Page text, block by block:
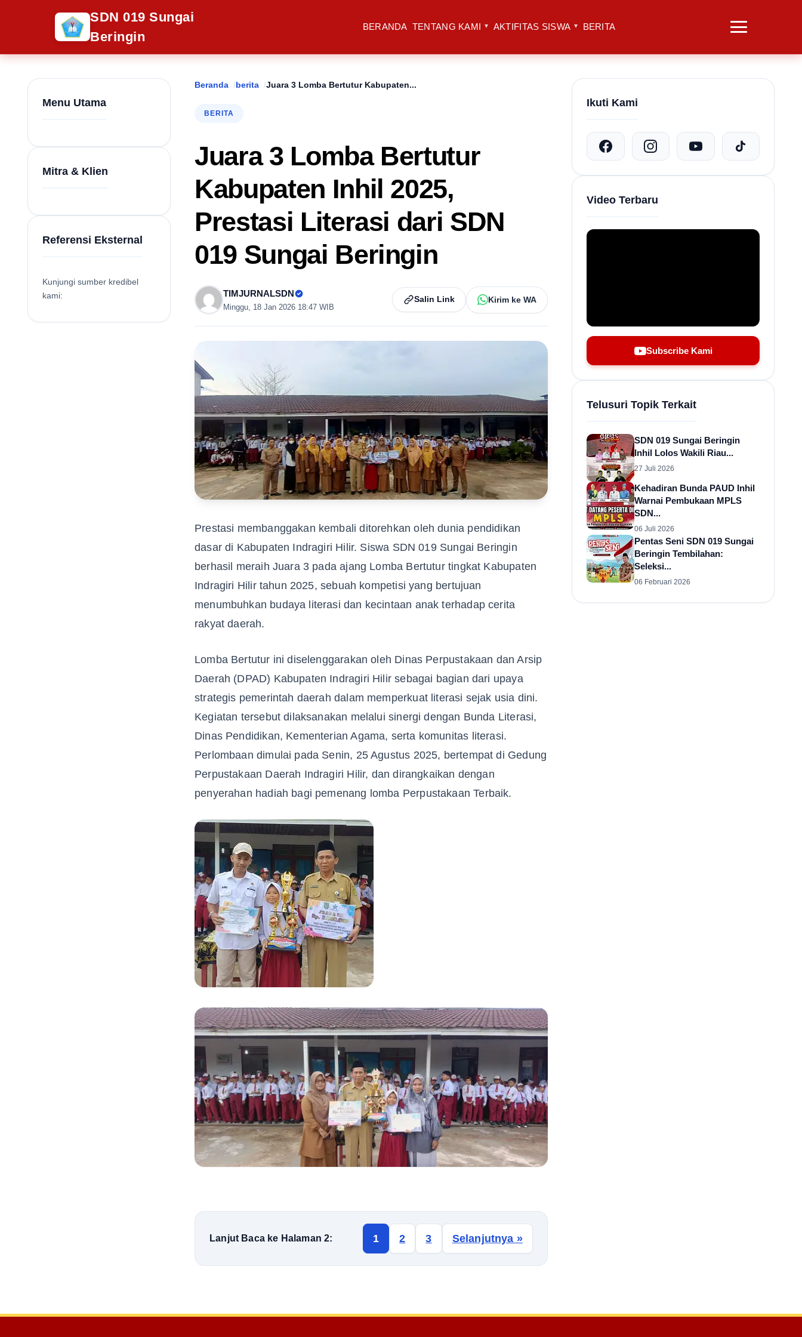
SDN 019 Sungai
Beringin
BERANDA TENTANG KAMI AKTIFITAS SISWA BERITA
Menu Utama
Mitra & Klien
Referensi Eksternal
Kunjungi sumber kredibel
kami:
Beranda berita Juara 3 Lomba Bertutur Kabupaten...
BERITA
Juara 3 Lomba Bertutur
Kabupaten Inhil 2025,
Prestasi Literasi dari SDN
019 Sungai Beringin
TIMJURNALSDN
Minggu, 18 Jan 2026 18:47 WIB
Salin Link Kirim ke WA
Prestasi membanggakan kembali ditorehkan oleh dunia pendidikan
dasar di Kabupaten Indragiri Hilir. Siswa SDN 019 Sungai Beringin
berhasil meraih Juara 3 pada ajang Lomba Bertutur tingkat Kabupaten
Indragiri Hilir tahun 2025, sebuah kompetisi yang bertujuan
menumbuhkan budaya literasi dan kecintaan anak terhadap cerita
rakyat daerah.
Lomba Bertutur ini diselenggarakan oleh Dinas Perpustakaan dan Arsip
Daerah (DPAD) Kabupaten Indragiri Hilir sebagai bagian dari upaya
strategis pemerintah daerah dalam memperkuat literasi sejak usia dini.
Kegiatan tersebut dilaksanakan melalui sinergi dengan Bunda Literasi,
Dinas Pendidikan, Kementerian Agama, serta komunitas literasi.
Perlombaan dimulai pada Senin, 25 Agustus 2025, bertempat di Gedung
Perpustakaan Daerah Indragiri Hilir, dan dirangkaikan dengan
penyerahan hadiah bagi pemenang lomba Perpustakaan Terbaik.
Lanjut Baca ke Halaman 2: 1 2 3 Selanjutnya »
Ikuti Kami
Video Terbaru
Subscribe Kami
Telusuri Topik Terkait
SDN 019 Sungai Beringin
Inhil Lolos Wakili Riau...
27 Juli 2026
Kehadiran Bunda PAUD Inhil
Warnai Pembukaan MPLS
SDN...
06 Juli 2026
Pentas Seni SDN 019 Sungai
Beringin Tembilahan:
Seleksi...
06 Februari 2026